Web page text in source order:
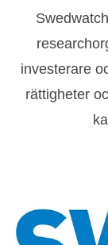
investerare
rättigheter